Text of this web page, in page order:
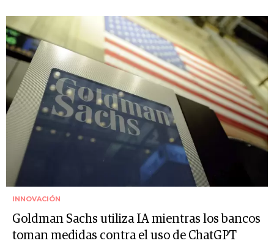
INNOVACIÓN
Goldman Sachs utiliza IA mientras los bancos
toman medidas contra el uso de ChatGPT